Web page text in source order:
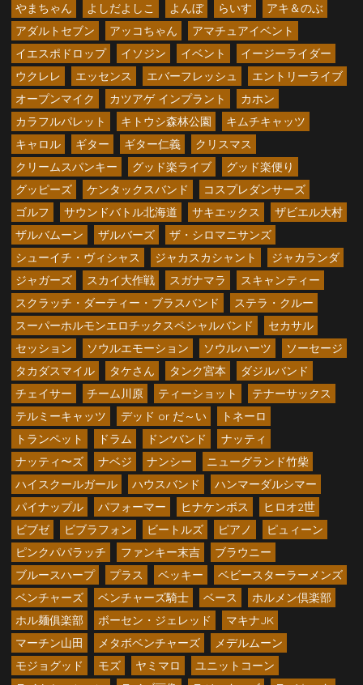
やまちゃん
よしだよしこ よんぼ らいす
アキ＆のぶ
アダルトセブン
アッコちゃん
アマチュアイベント
イエスポドロップ
イソジン イベント
イージーライダー
ウクレレ
エッセンス エバーフレッシュ
エントリーライブ
オープンマイク
カツアゲ インプラント
カホン
カラフルパレット
キトウシ森林公園
キムチキャッツ
キャロル
ギター ギター仁義
クリスマス
クリームスパンキー
グッド楽ライブ
グッド楽便り
グッピーズ
ケンタックスバンド
コスプレダンサーズ
ゴルフ
サウンドバトル北海道 サキエックス
ザビエル大村
ザルバムーン
ザルバーズ
ザ・シロマニサンズ
シューイチ・ヴィシャス
ジャカスカシャント
ジャカランダ
ジャガーズ
スカイ大作戦 スガナマラ
スキャンティー
スクラッチ・ダーティー・ブラスバンド
ステラ・クルー
スーパーホルモンエロチックスペシャルバンド
セカサル
セッション
ソウルエモーション ソウルハーツ
ソーセージ
タカダスマイル
タケさん タンク宮本
ダジルバンド
チェイサー
チーム川原 ティーショット
テナーサックス
テルミーキャッツ
デッド or だ～い
トネーロ
トランペット
ドラム ドン*バンド
ナッティ
ナッティ〜ズ
ナベジ ナンシー
ニューグランド竹柴
ハイスクールガール
ハウスバンド
ハンマーダルシマー
パイナップル
パフォーマー ヒナケンボス
ヒロオ2世
ビブゼ
ビブラフォン ビートルズ ピアノ
ピュィーン
ピンクパパラッチ
ファンキー末吉
ブラウニー
ブルースハープ
プラス ベッキー
ベビースターラーメンズ
ベンチャーズ
ベンチャーズ騎士 ベース
ホルメン倶楽部
ホル麺俱楽部
ボーセン・ジェレッド
マキナJK
マーチン山田
メタボベンチャーズ
メデルムーン
モジョグッド
モズ ヤミマロ
ユニットコーン